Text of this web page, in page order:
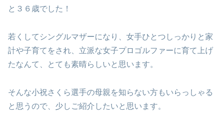
と３６歳でした！
若くしてシングルマザーになり、女手ひとつしっかりと家
計や子育てをされ、立派な女子プロゴルファーに育て上げ
たなんて、とても素晴らしいと思います。
そんな小祝さくら選手の母親を知らない方もいらっしゃる
と思うので、少しご紹介したいと思います。